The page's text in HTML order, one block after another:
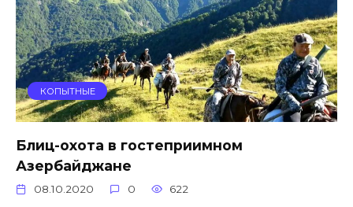
КОПЫТНЫЕ
Блиц-охота в гостеприимном
Азербайджане
08.10.2020 0 622